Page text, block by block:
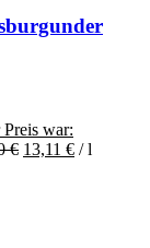
war:
€ 13,11 € /l